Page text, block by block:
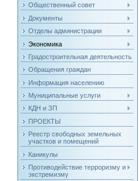
Общественный совет
Документы
Отделы администрации
Экономика
Градостроительная деятельность
Обращения граждан
Информация населению
Муниципальные услуги
КДН и ЗП
ПРОЕКТЫ
Реестр свободных земельных
участков и помещений
Каникулы
Противодействие терроризму и
экстремизму